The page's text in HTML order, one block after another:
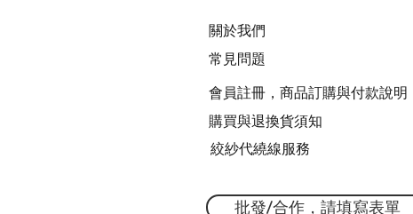
關於我們
常見問題
會員註冊，商品訂購與付款說明
購買與退換貨須知
絞紗代繞線服務
批發/合作，請填寫表單